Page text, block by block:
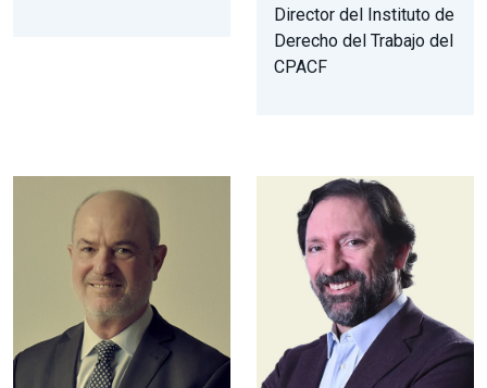
Director del Instituto de
Derecho del Trabajo del
CPACF